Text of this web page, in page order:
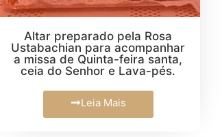
Altar preparado pela Rosa
Ustabachian para acompanhar
a missa de Quinta-feira santa,
ceia do Senhor e Lava-pés.
Leia Mais